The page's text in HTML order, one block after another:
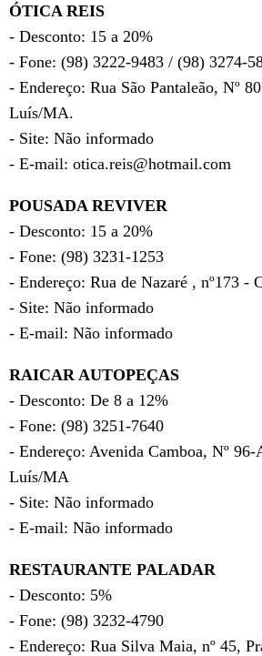
ÓTICA REIS
- Desconto: 15 a 20%
- Fone: (98) 3222-9483 / (98) 3274-
- Endereço: Rua São Pantaleão, Nº
Luís/MA.
- Site: Não informado
- E-mail: otica.reis@hotmail.com
POUSADA REVIVER
- Desconto: 15 a 20%
- Fone: (98) 3231-1253
- Endereço: Rua de Nazaré , nº173 -
- Site: Não informado
- E-mail: Não informado
RAICAR AUTOPEÇAS
- Desconto: De 8 a 12%
- Fone: (98) 3251-7640
- Endereço: Avenida Camboa, Nº
Luís/MA
- Site: Não informado
- E-mail: Não informado
RESTAURANTE PALADAR
- Desconto: 5%
- Fone: (98) 3232-4790
- Endereço: Rua Silva Maia, nº 45,